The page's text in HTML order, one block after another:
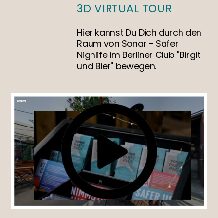
3D VIRTUAL TOUR
Hier kannst Du Dich durch den
Raum von Sonar - Safer
Nighlife im Berliner Club "Birgit
und Bier" bewegen.